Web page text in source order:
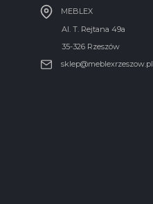
MEBLEX
Al. T. Rejtana 49a
35-326 Rzeszów
sklep@meblexrzeszow.pl